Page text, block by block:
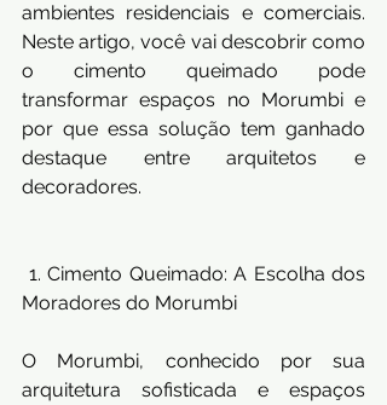
ambientes residenciais e comerciais.
Neste artigo, você vai descobrir como
o cimento queimado pode
transformar espaços no Morumbi e
por que essa solução tem ganhado
destaque entre arquitetos e
decoradores.
1. Cimento Queimado: A Escolha dos
Moradores do Morumbi
O Morumbi, conhecido por sua
arquitetura sofisticada e espaços